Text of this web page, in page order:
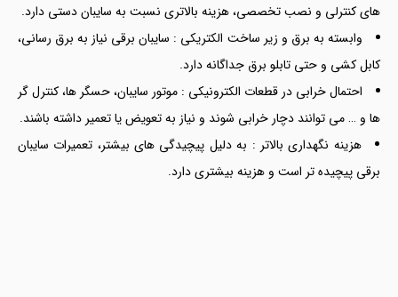
های کنترلی و نصب تخصصی، هزینه بالاتری نسبت به سایبان دستی دارد.
وابسته به برق و زیر ساخت الکتریکی : سایبان برقی نیاز به برق رسانی،
کابل کشی و حتی تابلو برق جداگانه دارد.
احتمال خرابی در قطعات الکترونیکی : موتور سایبان، حسگر ها، کنترل گر
ها و … می توانند دچار خرابی شوند و نیاز به تعویض یا تعمیر داشته باشند.
هزینه نگهداری بالاتر : به دلیل پیچیدگی های بیشتر، تعمیرات سایبان
برقی پیچیده تر است و هزینه بیشتری دارد.